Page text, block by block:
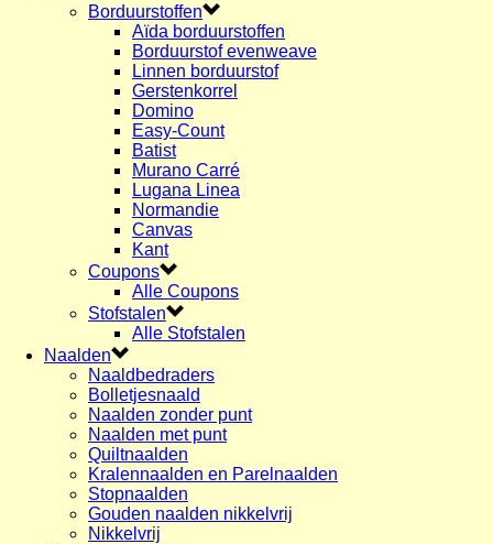
Borduurstoffen
Aïda borduurstoffen
Borduurstof evenweave
Linnen borduurstof
Gerstenkorrel
Domino
Easy-Count
Batist
Murano Carré
Lugana Linea
Normandie
Canvas
Kant
Coupons
Alle Coupons
Stofstalen
Alle Stofstalen
Naalden
Naaldbedraders
Bolletjesnaald
Naalden zonder punt
Naalden met punt
Quiltnaalden
Kralennaalden en Parelnaalden
Stopnaalden
Gouden naalden nikkelvrij
Nikkelvrij